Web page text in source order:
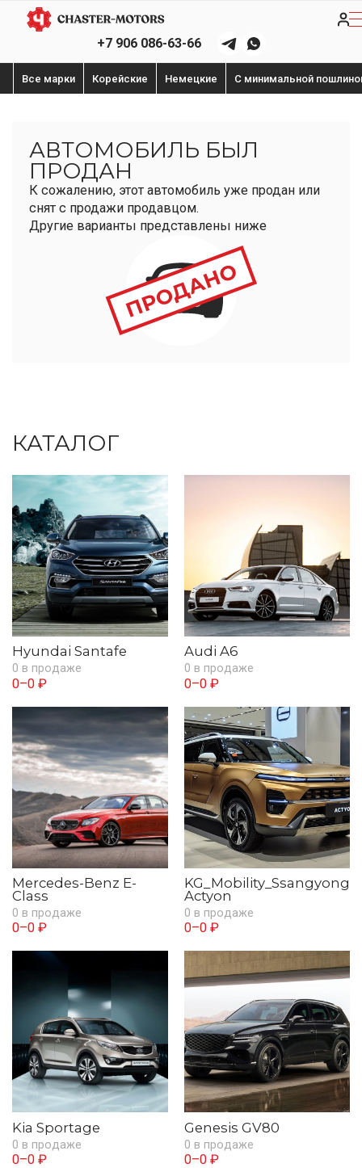
+7 906 086-63-66
Все марки Корейские Немецкие С минимальной
АВТОМОБИЛЬ БЫЛ
ПРОДАН
К сожалению, этот автомобиль уже продан или
снят с продажи продавцом.
Другие варианты представлены ниже
КАТАЛОГ
Hyundai Santafe
0 в продаже
0–0 ₽
Audi A6
0 в продаже
0–0 ₽
Mercedes-Benz E-
Class
0 в продаже
0–0 ₽
KG_Mobility_Ssangyong
Actyon
0 в продаже
0–0 ₽
Kia Sportage
0 в продаже
0–0 ₽
Genesis GV80
0 в продаже
0–0 ₽